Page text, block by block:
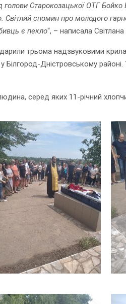
Старокозацької ОТГ Бойко
Світлий спомин про молодого
є пекло“, – написала
трьома надзвуковими
Дністровському
серед яких 11-річний